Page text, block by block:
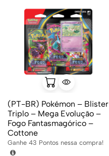
(PT-BR) Pokémon – Blister
Triplo – Mega Evolução –
Fogo Fantasmagórico –
Cottone
Ganhe 43 Pontos nessa compra!